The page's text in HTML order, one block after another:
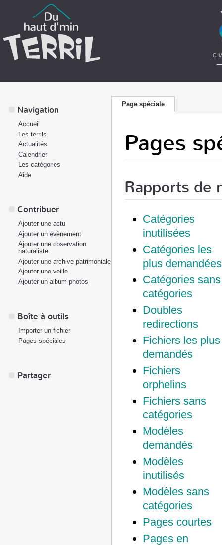
Page spéciale
Pages
Rapports de
Catégories
inutilisées
Catégories les
plus demandées
Catégories sans
catégories
Doubles
redirections
Fichiers les plus
demandés
Fichiers
orphelins
Fichiers sans
catégories
Modèles
demandés
Modèles
inutilisés
Modèles sans
catégories
Pages courtes
Pages en
Navigation
Accueil
Les terrils
Actualités
Calendrier
Les catégories
Aide
Contribuer
Ajouter une actu
Ajouter un évènement
Ajouter une observation
naturaliste
Ajouter une archive patrimoniale
Ajouter une veille
Ajouter un album photos
Boîte à outils
Importer un fichier
Pages spéciales
Partager